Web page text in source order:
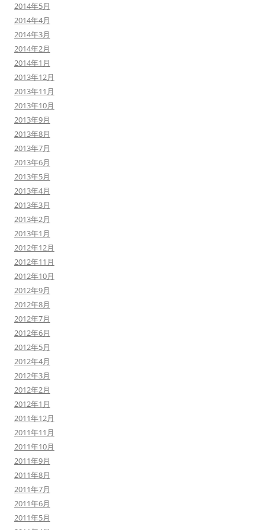
2014年5月
2014年4月
2014年3月
2014年2月
2014年1月
2013年12月
2013年11月
2013年10月
2013年9月
2013年8月
2013年7月
2013年6月
2013年5月
2013年4月
2013年3月
2013年2月
2013年1月
2012年12月
2012年11月
2012年10月
2012年9月
2012年8月
2012年7月
2012年6月
2012年5月
2012年4月
2012年3月
2012年2月
2012年1月
2011年12月
2011年11月
2011年10月
2011年9月
2011年8月
2011年7月
2011年6月
2011年5月